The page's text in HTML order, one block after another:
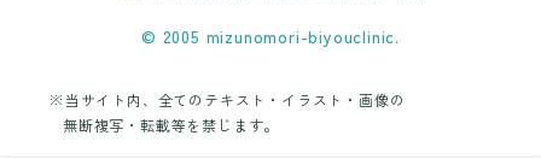
© 2005 mizunomori-biyouclinic.
※当サイト内、全てのテキスト・イラスト・画像の
無断複写・転載等を禁じます。